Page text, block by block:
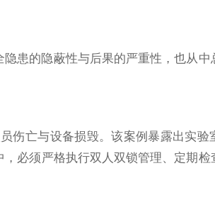
患的隐蔽性与后果的严重性，也从中
伤亡与设备损毁。该案例暴露出实验
必须严格执行双人双锁管理、定期检